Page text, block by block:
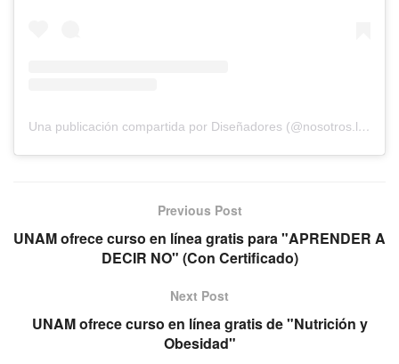
Una publicación compartida por Diseñadores (@nosotros.los.disenadores)
Previous Post
UNAM ofrece curso en línea gratis para "APRENDER A
DECIR NO" (Con Certificado)
Next Post
UNAM ofrece curso en línea gratis de "Nutrición y
Obesidad"